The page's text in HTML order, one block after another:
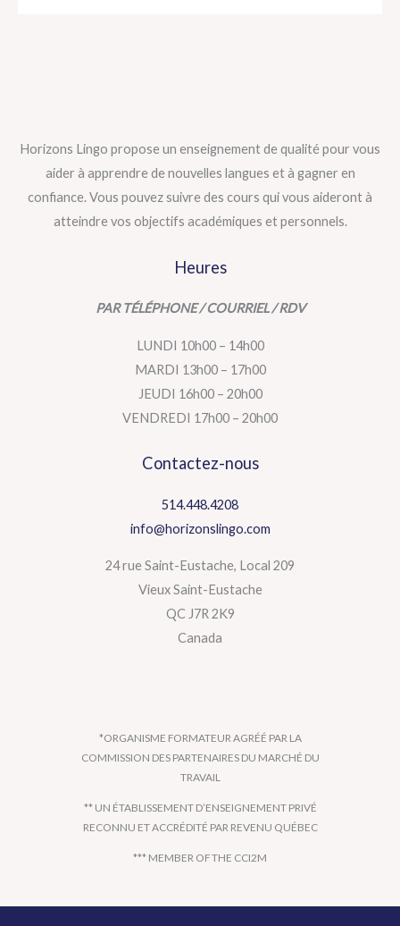
Horizons Lingo propose un enseignement de qualité pour vous
aider à apprendre de nouvelles langues et à gagner en
confiance. Vous pouvez suivre des cours qui vous aideront à
atteindre vos objectifs académiques et personnels.
Heures
PAR TÉLÉPHONE / COURRIEL / RDV
LUNDI 10h00 – 14h00
MARDI 13h00 – 17h00
JEUDI 16h00 – 20h00
VENDREDI 17h00 – 20h00
Contactez-nous
514.448.4208
info@horizonslingo.com
24 rue Saint-Eustache, Local 209
Vieux Saint-Eustache
QC J7R 2K9
Canada
*ORGANISME FORMATEUR AGRÉÉ PAR LA
COMMISSION DES PARTENAIRES DU MARCHÉ DU
TRAVAIL
** UN ÉTABLISSEMENT D’ENSEIGNEMENT PRIVÉ
RECONNU ET ACCRÉDITÉ PAR REVENU QUÉBEC
*** MEMBER OF THE CCI2M